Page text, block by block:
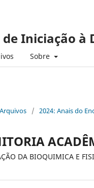
Iniciação à
Sobre
Arquivos / 2024: Anais do
DA BIOQUIMICA E